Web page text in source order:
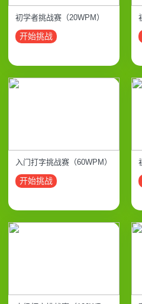
初学者挑战赛（20WPM）
开始挑战
入门打字挑战赛（60WPM）
开始挑战